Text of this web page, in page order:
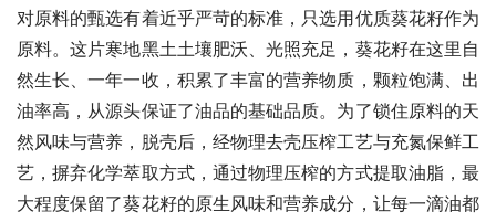
对原料的甄选有着近乎严苛的标准，只选用优质葵花籽作为
原料。这片寒地黑土土壤肥沃、光照充足，葵花籽在这里自
然生长、一年一收，积累了丰富的营养物质，颗粒饱满、出
油率高，从源头保证了油品的基础品质。为了锁住原料的天
然风味与营养，脱壳后，经物理去壳压榨工艺与充氮保鲜工
艺，摒弃化学萃取方式，通过物理压榨的方式提取油脂，最
大程度保留了葵花籽的原生风味和营养成分，让每一滴油都